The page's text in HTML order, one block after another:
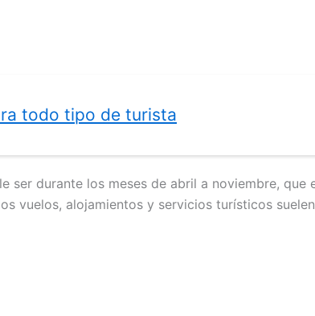
todo tipo de turista
ser durante los meses de abril a noviembre,
vuelos, alojamientos y servicios turísticos